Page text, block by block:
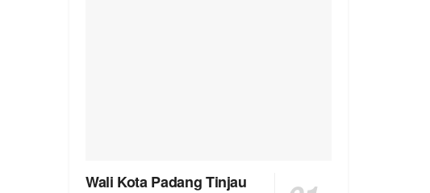
Wali Kota Padang Tinjau